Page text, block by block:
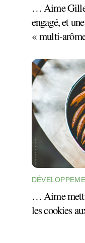
… Aime
engagé, et
« multi-
… Aime
les cookies